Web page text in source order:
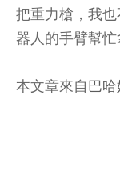
把重力槍，我
器人的手臂幫忙
本文章來自 巴